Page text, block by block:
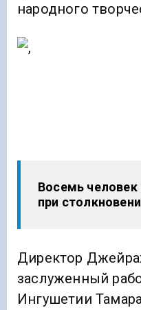
народного
Восемь человек
при
Директор
заслуженный
Ингушетии